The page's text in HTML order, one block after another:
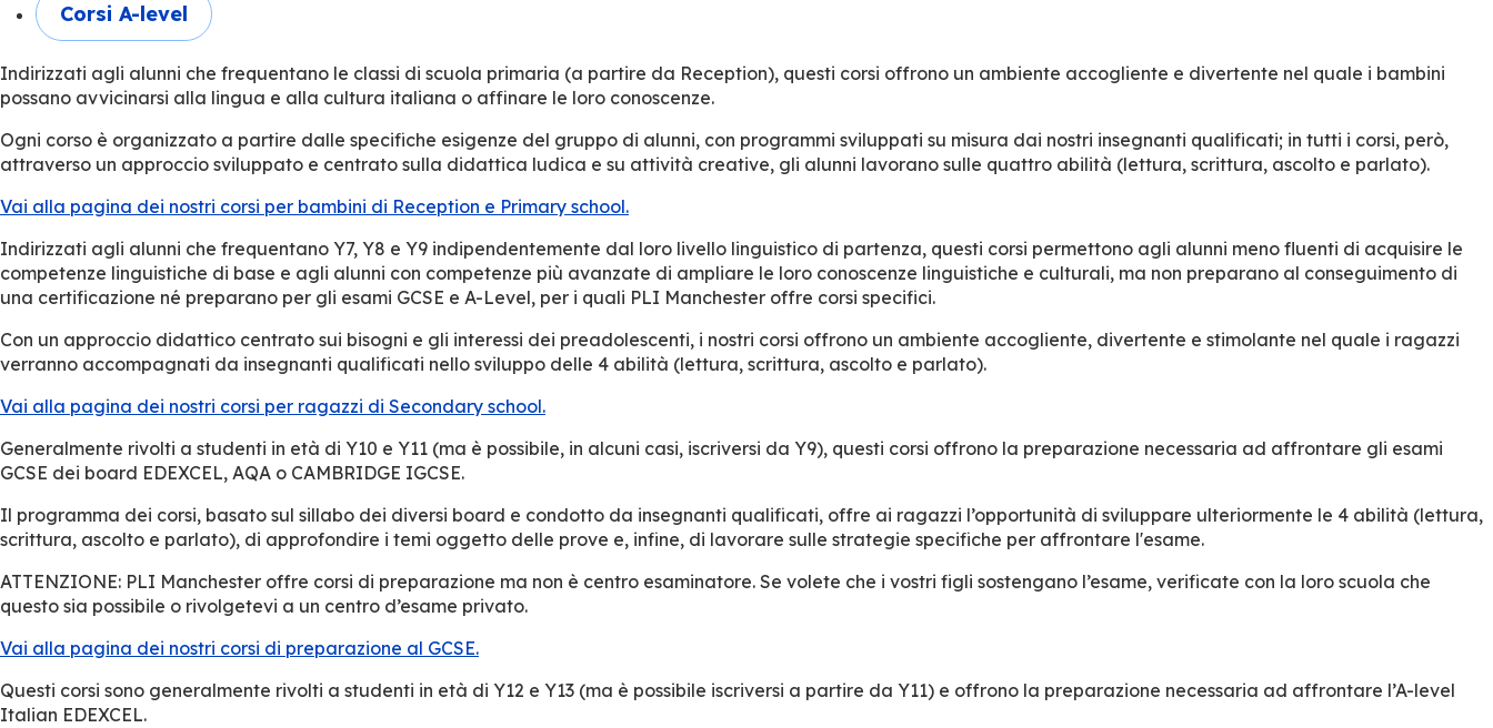
Corsi A-level
Indirizzati agli alunni che frequentano le classi di scuola primaria (a partire da Reception), questi corsi offrono un ambiente accogliente e divertente nel quale i bambini
possano avvicinarsi alla lingua e alla cultura italiana o affinare le loro conoscenze.
Ogni corso è organizzato a partire dalle specifiche esigenze del gruppo di alunni, con programmi sviluppati su misura dai nostri insegnanti qualificati; in tutti i corsi, però,
attraverso un approccio sviluppato e centrato sulla didattica ludica e su attività creative, gli alunni lavorano sulle quattro abilità (lettura, scrittura, ascolto e parlato).
Vai alla pagina dei nostri corsi per bambini di Reception e Primary school.
Indirizzati agli alunni che frequentano Y7, Y8 e Y9 indipendentemente dal loro livello linguistico di partenza, questi corsi permettono agli alunni meno fluenti di acquisire le
competenze linguistiche di base e agli alunni con competenze più avanzate di ampliare le loro conoscenze linguistiche e culturali, ma non preparano al conseguimento di
una certificazione né preparano per gli esami GCSE e A-Level, per i quali PLI Manchester offre corsi specifici.
Con un approccio didattico centrato sui bisogni e gli interessi dei preadolescenti, i nostri corsi offrono un ambiente accogliente, divertente e stimolante nel quale i ragazzi
verranno accompagnati da insegnanti qualificati nello sviluppo delle 4 abilità (lettura, scrittura, ascolto e parlato).
Vai alla pagina dei nostri corsi per ragazzi di Secondary school.
Generalmente rivolti a studenti in età di Y10 e Y11 (ma è possibile, in alcuni casi, iscriversi da Y9), questi corsi offrono la preparazione necessaria ad affrontare gli esami
GCSE dei board EDEXCEL, AQA o CAMBRIDGE IGCSE.
Il programma dei corsi, basato sul sillabo dei diversi board e condotto da insegnanti qualificati, offre ai ragazzi l’opportunità di sviluppare ulteriormente le 4 abilità (lettura,
scrittura, ascolto e parlato), di approfondire i temi oggetto delle prove e, infine, di lavorare sulle strategie specifiche per affrontare l'esame.
ATTENZIONE: PLI Manchester offre corsi di preparazione ma non è centro esaminatore. Se volete che i vostri figli sostengano l’esame, verificate con la loro scuola che
questo sia possibile o rivolgetevi a un centro d’esame privato.
Vai alla pagina dei nostri corsi di preparazione al GCSE.
Questi corsi sono generalmente rivolti a studenti in età di Y12 e Y13 (ma è possibile iscriversi a partire da Y11) e offrono la preparazione necessaria ad affrontare l’A-level
Italian EDEXCEL.